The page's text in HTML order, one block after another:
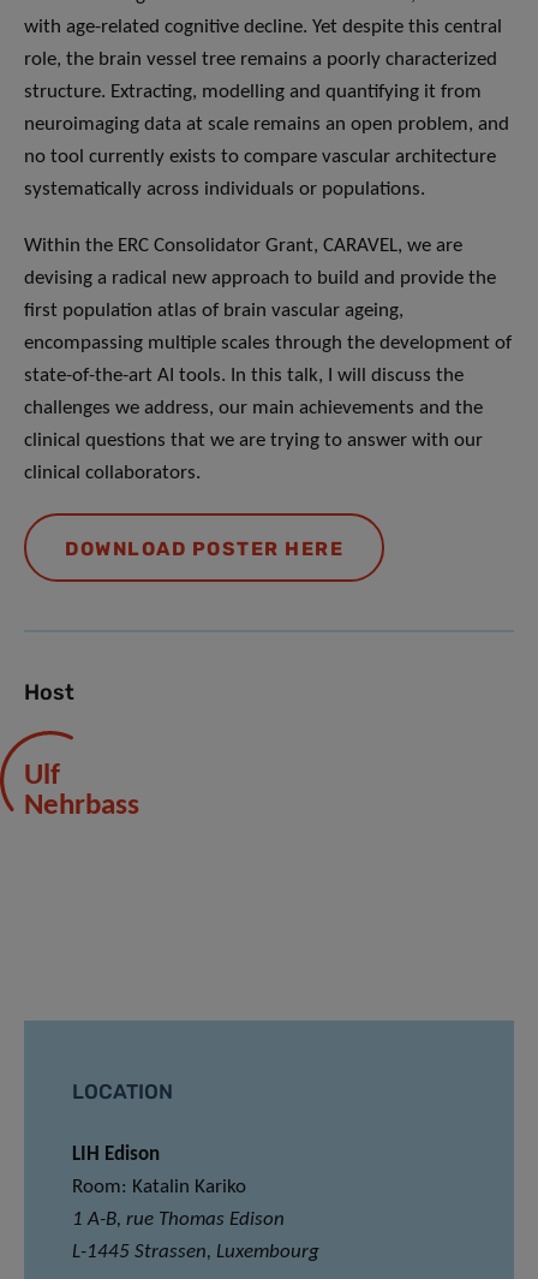
with age-related cognitive decline. Yet despite this central
role, the brain vessel tree remains a poorly characterized
structure. Extracting, modelling and quantifying it from
neuroimaging data at scale remains an open problem, and
no tool currently exists to compare vascular architecture
systematically across individuals or populations.
Within the ERC Consolidator Grant, CARAVEL, we are
devising a radical new approach to build and provide the
first population atlas of brain vascular ageing,
encompassing multiple scales through the development of
state-of-the-art AI tools. In this talk, I will discuss the
challenges we address, our main achievements and the
clinical questions that we are trying to answer with our
clinical collaborators.
DOWNLOAD POSTER HERE
Host
Ulf
Nehrbass
LOCATION
LIH Edison
Room: Katalin Kariko
1 A-B, rue Thomas Edison
L-1445 Strassen, Luxembourg